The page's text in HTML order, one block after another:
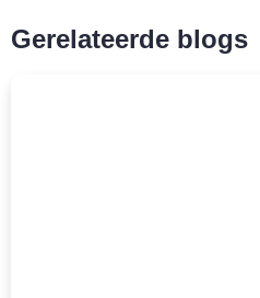
Gerelateerde blogs